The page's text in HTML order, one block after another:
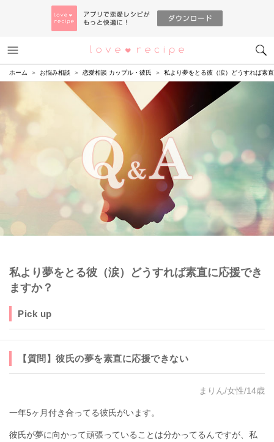
恋愛レシピ
ホーム お悩み相談 恋愛相談 カップル・彼氏 私より夢をとる彼（涙）どうすれば素
私より夢をとる彼（涙）どうすれば素直に応援でき
ますか？
Pick up
【質問】彼氏の夢を素直に応援できない
まりん/女性/14歳
一年5ヶ月付き合ってる彼氏がいます。
彼氏が夢に向かって頑張っていることは分かってるんですが、私